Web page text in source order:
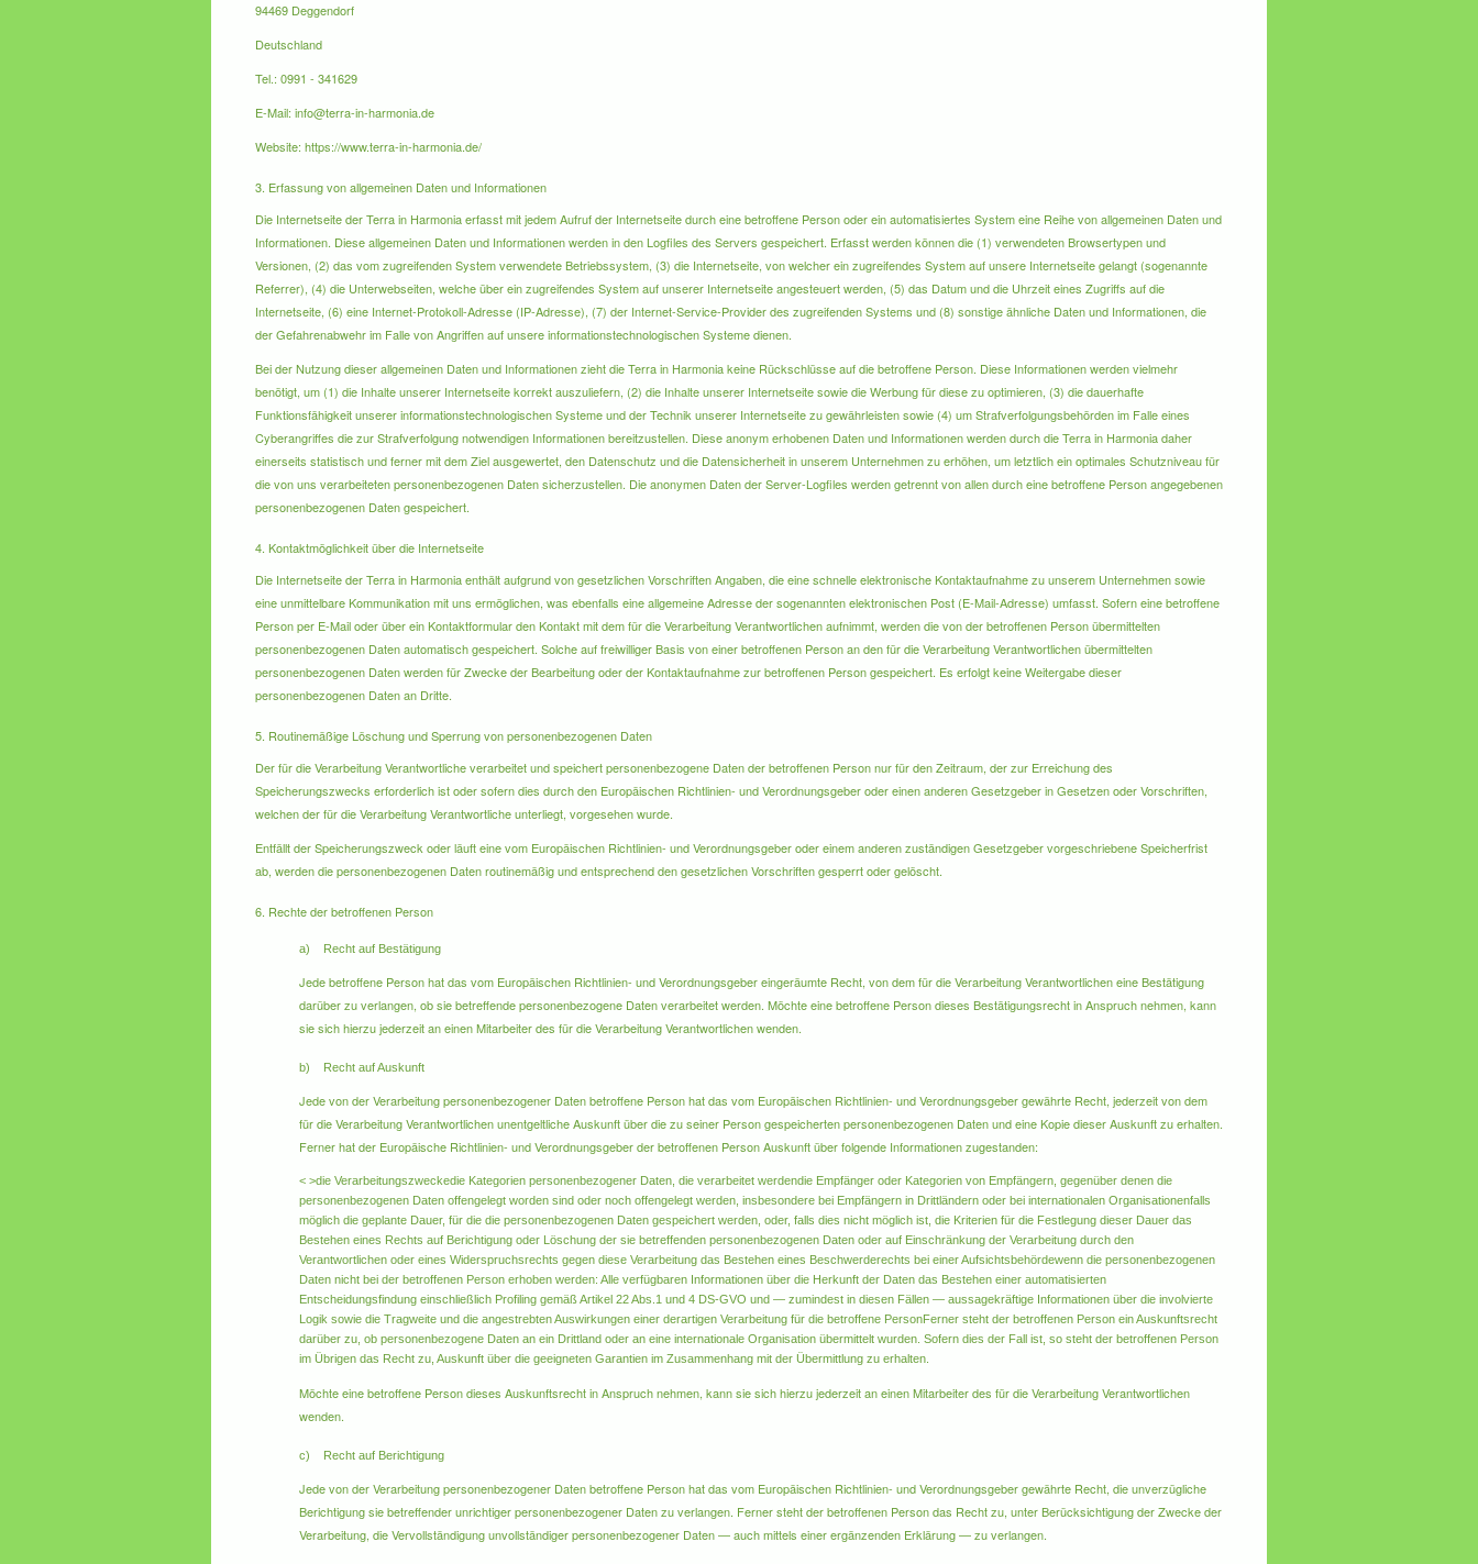
94469 Deggendorf
Deutschland
Tel.: 0991 - 341629
E-Mail: info@terra-in-harmonia.de
Website: https://www.terra-in-harmonia.de/
3. Erfassung von allgemeinen Daten und Informationen
Die Internetseite der Terra in Harmonia erfasst mit jedem Aufruf der Internetseite durch eine betroffene Person oder ein automatisiertes System eine Reihe von allgemeinen Daten und
Informationen. Diese allgemeinen Daten und Informationen werden in den Logfiles des Servers gespeichert. Erfasst werden können die (1) verwendeten Browsertypen und
Versionen, (2) das vom zugreifenden System verwendete Betriebssystem, (3) die Internetseite, von welcher ein zugreifendes System auf unsere Internetseite gelangt (sogenannte
Referrer), (4) die Unterwebseiten, welche über ein zugreifendes System auf unserer Internetseite angesteuert werden, (5) das Datum und die Uhrzeit eines Zugriffs auf die
Internetseite, (6) eine Internet-Protokoll-Adresse (IP-Adresse), (7) der Internet-Service-Provider des zugreifenden Systems und (8) sonstige ähnliche Daten und Informationen, die
der Gefahrenabwehr im Falle von Angriffen auf unsere informationstechnologischen Systeme dienen.
Bei der Nutzung dieser allgemeinen Daten und Informationen zieht die Terra in Harmonia keine Rückschlüsse auf die betroffene Person. Diese Informationen werden vielmehr
benötigt, um (1) die Inhalte unserer Internetseite korrekt auszuliefern, (2) die Inhalte unserer Internetseite sowie die Werbung für diese zu optimieren, (3) die dauerhafte
Funktionsfähigkeit unserer informationstechnologischen Systeme und der Technik unserer Internetseite zu gewährleisten sowie (4) um Strafverfolgungsbehörden im Falle eines
Cyberangriffes die zur Strafverfolgung notwendigen Informationen bereitzustellen. Diese anonym erhobenen Daten und Informationen werden durch die Terra in Harmonia daher
einerseits statistisch und ferner mit dem Ziel ausgewertet, den Datenschutz und die Datensicherheit in unserem Unternehmen zu erhöhen, um letztlich ein optimales Schutzniveau für
die von uns verarbeiteten personenbezogenen Daten sicherzustellen. Die anonymen Daten der Server-Logfiles werden getrennt von allen durch eine betroffene Person angegebenen
personenbezogenen Daten gespeichert.
4. Kontaktmöglichkeit über die Internetseite
Die Internetseite der Terra in Harmonia enthält aufgrund von gesetzlichen Vorschriften Angaben, die eine schnelle elektronische Kontaktaufnahme zu unserem Unternehmen sowie
eine unmittelbare Kommunikation mit uns ermöglichen, was ebenfalls eine allgemeine Adresse der sogenannten elektronischen Post (E-Mail-Adresse) umfasst. Sofern eine betroffene
Person per E-Mail oder über ein Kontaktformular den Kontakt mit dem für die Verarbeitung Verantwortlichen aufnimmt, werden die von der betroffenen Person übermittelten
personenbezogenen Daten automatisch gespeichert. Solche auf freiwilliger Basis von einer betroffenen Person an den für die Verarbeitung Verantwortlichen übermittelten
personenbezogenen Daten werden für Zwecke der Bearbeitung oder der Kontaktaufnahme zur betroffenen Person gespeichert. Es erfolgt keine Weitergabe dieser
personenbezogenen Daten an Dritte.
5. Routinemäßige Löschung und Sperrung von personenbezogenen Daten
Der für die Verarbeitung Verantwortliche verarbeitet und speichert personenbezogene Daten der betroffenen Person nur für den Zeitraum, der zur Erreichung des
Speicherungszwecks erforderlich ist oder sofern dies durch den Europäischen Richtlinien- und Verordnungsgeber oder einen anderen Gesetzgeber in Gesetzen oder Vorschriften,
welchen der für die Verarbeitung Verantwortliche unterliegt, vorgesehen wurde.
Entfällt der Speicherungszweck oder läuft eine vom Europäischen Richtlinien- und Verordnungsgeber oder einem anderen zuständigen Gesetzgeber vorgeschriebene Speicherfrist
ab, werden die personenbezogenen Daten routinemäßig und entsprechend den gesetzlichen Vorschriften gesperrt oder gelöscht.
6. Rechte der betroffenen Person
a) Recht auf Bestätigung
Jede betroffene Person hat das vom Europäischen Richtlinien- und Verordnungsgeber eingeräumte Recht, von dem für die Verarbeitung Verantwortlichen eine Bestätigung
darüber zu verlangen, ob sie betreffende personenbezogene Daten verarbeitet werden. Möchte eine betroffene Person dieses Bestätigungsrecht in Anspruch nehmen, kann
sie sich hierzu jederzeit an einen Mitarbeiter des für die Verarbeitung Verantwortlichen wenden.
b) Recht auf Auskunft
Jede von der Verarbeitung personenbezogener Daten betroffene Person hat das vom Europäischen Richtlinien- und Verordnungsgeber gewährte Recht, jederzeit von dem
für die Verarbeitung Verantwortlichen unentgeltliche Auskunft über die zu seiner Person gespeicherten personenbezogenen Daten und eine Kopie dieser Auskunft zu erhalten.
Ferner hat der Europäische Richtlinien- und Verordnungsgeber der betroffenen Person Auskunft über folgende Informationen zugestanden:
< >die Verarbeitungszweckedie Kategorien personenbezogener Daten, die verarbeitet werdendie Empfänger oder Kategorien von Empfängern, gegenüber denen die
personenbezogenen Daten offengelegt worden sind oder noch offengelegt werden, insbesondere bei Empfängern in Drittländern oder bei internationalen Organisationenfalls
möglich die geplante Dauer, für die die personenbezogenen Daten gespeichert werden, oder, falls dies nicht möglich ist, die Kriterien für die Festlegung dieser Dauer das
Bestehen eines Rechts auf Berichtigung oder Löschung der sie betreffenden personenbezogenen Daten oder auf Einschränkung der Verarbeitung durch den
Verantwortlichen oder eines Widerspruchsrechts gegen diese Verarbeitung das Bestehen eines Beschwerderechts bei einer Aufsichtsbehördewenn die personenbezogenen
Daten nicht bei der betroffenen Person erhoben werden: Alle verfügbaren Informationen über die Herkunft der Daten das Bestehen einer automatisierten
Entscheidungsfindung einschließlich Profiling gemäß Artikel 22 Abs.1 und 4 DS-GVO und — zumindest in diesen Fällen — aussagekräftige Informationen über die involvierte
Logik sowie die Tragweite und die angestrebten Auswirkungen einer derartigen Verarbeitung für die betroffene PersonFerner steht der betroffenen Person ein Auskunftsrecht
darüber zu, ob personenbezogene Daten an ein Drittland oder an eine internationale Organisation übermittelt wurden. Sofern dies der Fall ist, so steht der betroffenen Person
im Übrigen das Recht zu, Auskunft über die geeigneten Garantien im Zusammenhang mit der Übermittlung zu erhalten.
Möchte eine betroffene Person dieses Auskunftsrecht in Anspruch nehmen, kann sie sich hierzu jederzeit an einen Mitarbeiter des für die Verarbeitung Verantwortlichen
wenden.
c) Recht auf Berichtigung
Jede von der Verarbeitung personenbezogener Daten betroffene Person hat das vom Europäischen Richtlinien- und Verordnungsgeber gewährte Recht, die unverzügliche
Berichtigung sie betreffender unrichtiger personenbezogener Daten zu verlangen. Ferner steht der betroffenen Person das Recht zu, unter Berücksichtigung der Zwecke der
Verarbeitung, die Vervollständigung unvollständiger personenbezogener Daten — auch mittels einer ergänzenden Erklärung — zu verlangen.